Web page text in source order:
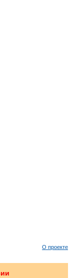
О проекте